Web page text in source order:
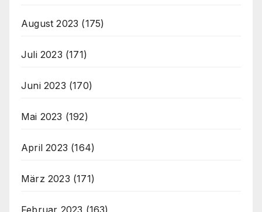
August 2023 (175)
Juli 2023 (171)
Juni 2023 (170)
Mai 2023 (192)
April 2023 (164)
März 2023 (171)
Februar 2023 (163)